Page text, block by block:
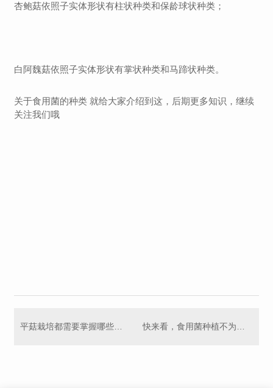
杏鲍菇依照子实体形状有柱状种类和保龄球状种类；
白阿魏菇依照子实体形状有掌状种类和马蹄状种类。
关于食用菌的种类 就给大家介绍到这，后期更多知识，继续
关注我们哦
平菇栽培都需要掌握哪些技术要点呢？香菇种植厂家带你了解下 快来看，食用菌种植不为人知的技术！